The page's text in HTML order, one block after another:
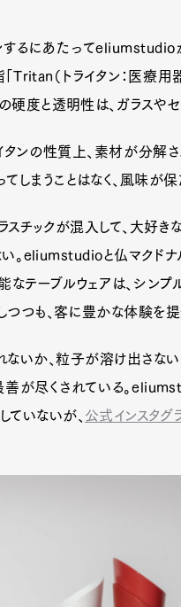
るにあたってeliumstudio
Tritan（トライタン：医療
硬度と透明性は、ガラスやセ
タンの性質上、素材が分解
しまうことはなく、風味が保
スチックが混入して、大好
。eliumstudioと仏マクド
テーブルウェアは、シンプ
つも、客に豊かな体験を提
いか、粒子が溶け出さな
が尽くされている。
いないが、 公式インスタグ